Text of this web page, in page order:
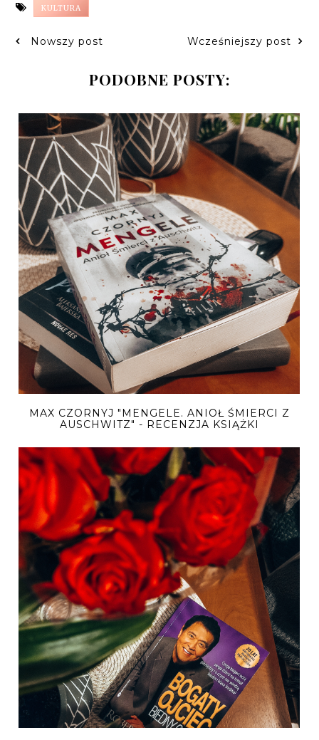
KULTURA
Nowszy post Wcześniejszy post
PODOBNE POSTY:
MAX CZORNYJ "MENGELE. ANIOŁ ŚMIERCI Z
AUSCHWITZ" - RECENZJA KSIĄŻKI